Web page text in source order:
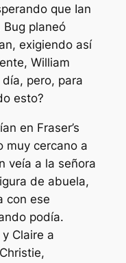
que Ian
Bug planeó
exigiendo así
William
pero, para
esto?
en Fraser’s
muy cercano a
veía a la señora
de abuela,
con ese
podía.
Claire a